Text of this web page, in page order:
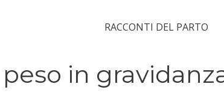
RACCONTI DEL PARTO
in